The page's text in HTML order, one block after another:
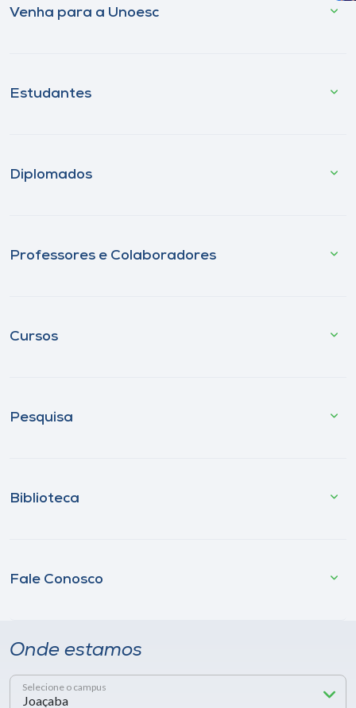
Venha para a Unoesc
Estudantes
Diplomados
Professores e Colaboradores
Cursos
Pesquisa
Biblioteca
Fale Conosco
Onde estamos
Selecione o campus